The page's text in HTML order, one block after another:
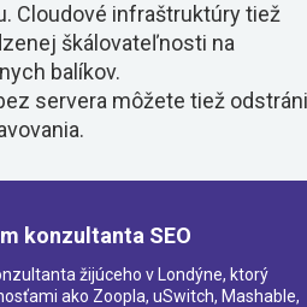
Cloudové infraštruktúry tiež
škálovateľnosti na
balíkov.
servera môžete tiež
konzultanta SEO
žijúceho v Londýne, ktorý
ako Zoopla, uSwitch, Mashable,